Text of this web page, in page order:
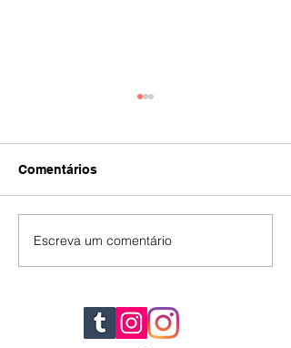
IA
Comentários
Escreva um comentário